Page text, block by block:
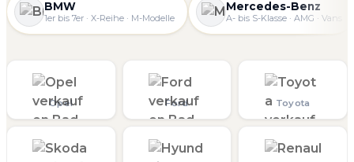
BMW
1er bis 7er · X-Reihe · M-Modelle
Mercedes-Benz
A- bis S-Klasse · AMG · Vans
Opel Ford Toyota